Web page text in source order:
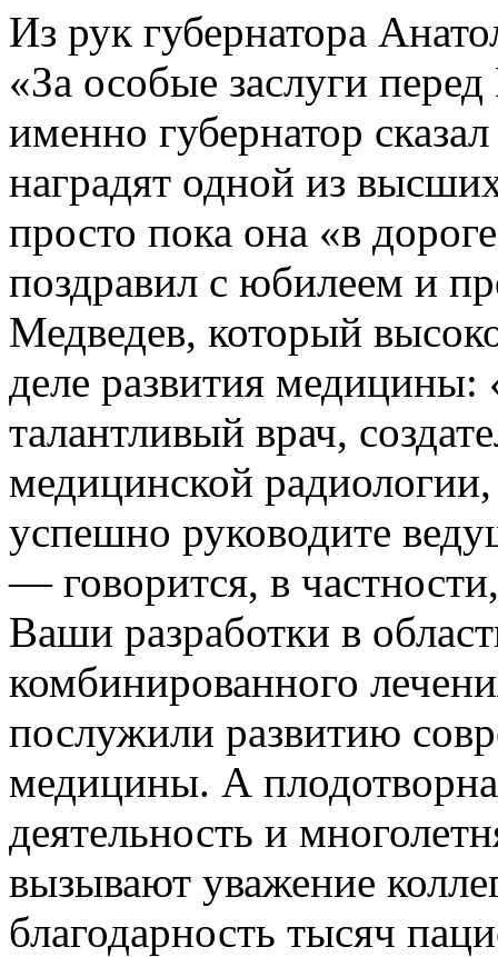
Из рук губернатора
«За особые заслуги
именно губернатор
наградят одной из
просто пока она «в
поздравил с юбилеем и
Медведев, который
деле развития
талантливый врач,
медицинской
успешно руководите
— говорится, в
Ваши разработки в
комбинированного
послужили развитию
медицины. А
деятельность и
вызывают уважение
благодарность тысяч